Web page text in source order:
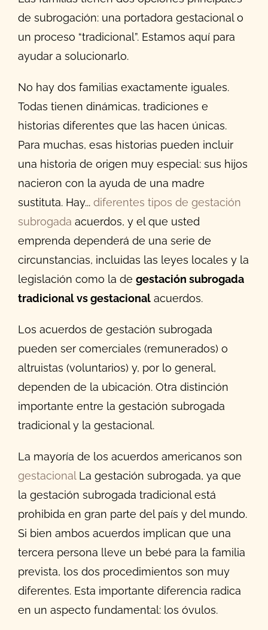
de subrogación: una portadora gestacional o
un proceso “tradicional”. Estamos aquí para
ayudar a solucionarlo.
No hay dos familias exactamente iguales.
Todas tienen dinámicas, tradiciones e
historias diferentes que las hacen únicas.
Para muchas, esas historias pueden incluir
una historia de origen muy especial: sus hijos
nacieron con la ayuda de una madre
sustituta. Hay... diferentes tipos de gestación
subrogada acuerdos, y el que usted
emprenda dependerá de una serie de
circunstancias, incluidas las leyes locales y la
legislación como la de gestación subrogada
tradicional vs gestacionalacuerdos.
Los acuerdos de gestación subrogada
pueden ser comerciales (remunerados) o
altruistas (voluntarios) y, por lo general,
dependen de la ubicación. Otra distinción
importante entre la gestación subrogada
tradicional y la gestacional.
La mayoría de los acuerdos americanos son
gestacional La gestación subrogada, ya que
la gestación subrogada tradicional está
prohibida en gran parte del país y del mundo.
Si bien ambos acuerdos implican que una
tercera persona lleve un bebé para la familia
prevista, los dos procedimientos son muy
diferentes. Esta importante diferencia radica
en un aspecto fundamental: los óvulos.